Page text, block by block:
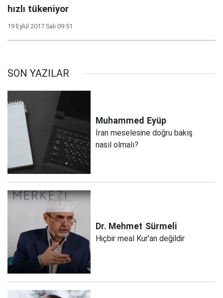
hızlı tükeniyor
19 Eylül 2017 Salı 09:51
SON YAZILAR
Muhammed Eyüp
İran meselesine doğru bakış
nasıl olmalı?
Dr. Mehmet Sürmeli
Hiçbir meal Kur'an değildir